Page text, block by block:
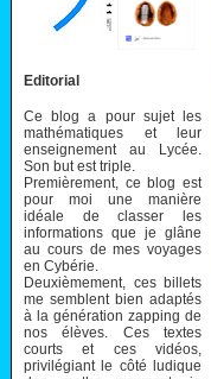
Editorial
Ce blog a pour sujet les
mathématiques et leur
enseignement au Lycée.
Son but est triple.
Premièrement, ce blog est
pour moi une manière
idéale de classer les
informations que je glâne
au cours de mes voyages
en Cybérie.
Deuxièmement, ces billets
me semblent bien adaptés
à la génération zapping de
nos élèves. Ces textes
courts et ces vidéos,
privilégiant le côté ludique